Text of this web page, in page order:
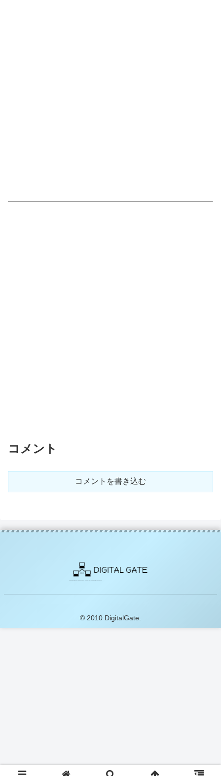
コメント
コメントを書き込む
© 2010 DigitalGate.